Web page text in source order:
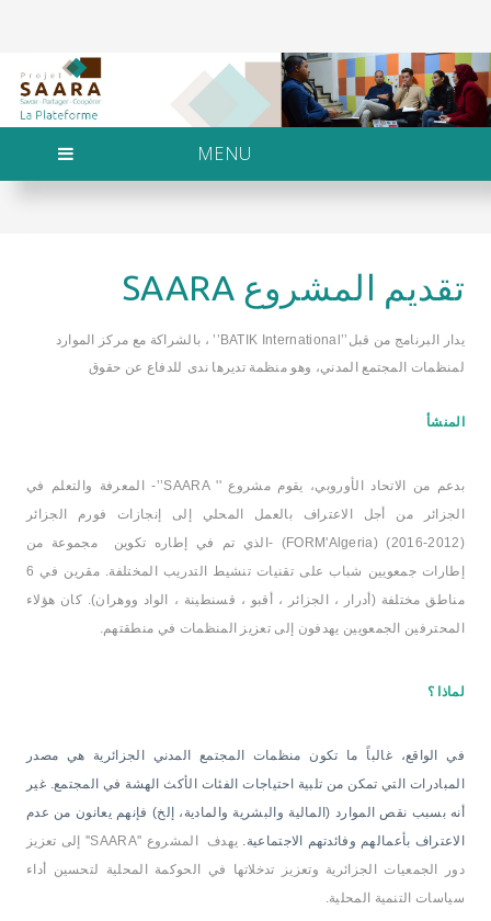
MENU
تقديم المشروع SAARA
يدار البرنامج من قبل ’’BATIK International’’
، بالشراكة مع مركز الموارد
لمنظمات المجتمع المدني، وهو منظمة تديرهاندى للدفاع عن حقوق
المنشأ
بدعم من الاتحاد الأوروبي، يقوم مشروع ''’’SAARA- المعرفة والتعلم في
الجزائر من أجل الاعتراف بالعمل المحلي
إلى إنجازات فورم الجزائر
(2012
- (FORM'Algeria) (2016- الذي تم في إطاره تكوين
مجموعة من
إطارات جمعويين شباب على تقنيات تنشيط التدريب المختلفة. مقرين
في 6
مناطق مختلفة (أدرار ، الجزائر ، أقبو ، قسنطينة ، الواد ووهران). كان هؤلاء
المحترفين الجمعويين يهدفون إلى تعزيز المنظمات في منطقتهم.
لماذا ؟
في الواقع، غالباً ما تكون منظمات المجتمع المدني الجزائرية هي مصدر
المبادرات التي تمكن من تلبية احتياجات الفئات الأكث الهشة في المجتمع. غير
أنه بسبب نقص الموارد (المالية والبشرية والمادية، إلخ) فإنهم يعانون من عدم
الاعتراف بأعمالهم وفائدتهم الاجتماعية. يهدف المشروع ''SAARA'' إلى تعزيز
دور الجمعيات الجزائرية وتعزيز تدخلاتها في
الحوكمة المحلية لتحسين أداء
سياسات التنمية المحلية.